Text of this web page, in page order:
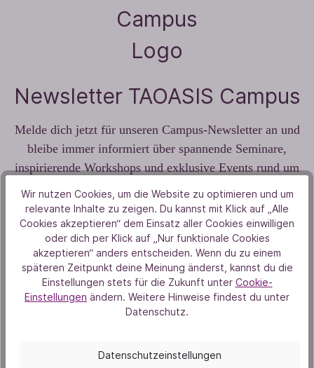
Newsletter TAOASIS Campus
Melde dich jetzt für unseren Campus-Newsletter an und
bleibe immer informiert über spannende Seminare,
inspirierende Workshops und exklusive Events rund um
Aromatherapie, Gesundheit &
Persönlichkeitsentwicklung!
Als Dankeschön schenken wir dir 10 % Rabatt auf deine
nächste Seminarbuchung.
Datenschutzbestimmungenzur Kenntnis
Wir nutzen Cookies, um die Website zu optimieren und um
relevante Inhalte zu zeigen. Du kannst mit Klick auf „Alle
Cookies akzeptieren“ dem Einsatz aller Cookies einwilligen
oder dich per Klick auf „Nur funktionale Cookies
akzeptieren“ anders entscheiden. Wenn du zu einem
späteren Zeitpunkt deine Meinung änderst, kannst du die
Einstellungen stets für die Zukunft unter Cookie-
Einstellungen ändern. Weitere Hinweise findest du unter
Datenschutz.
Datenschutzeinstellungen